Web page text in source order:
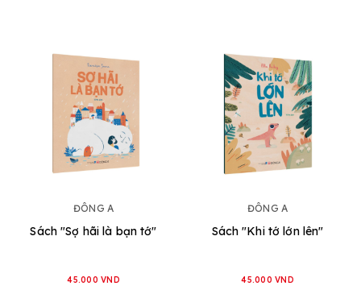
ĐÔNG A
Sách "Sợ hãi là bạn tớ"
45.000 VND
ĐÔNG A
Sách "Khi tớ lớn lên"
45.000 VND